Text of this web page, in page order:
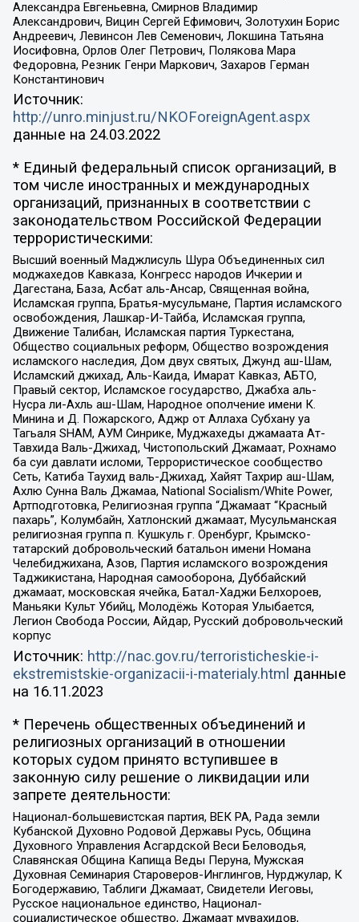
Александра Евгеньевна, Смирнов Владимир
Александрович, Вицин Сергей Ефимович, Золотухин Борис
Андреевич, Левинсон Лев Семенович, Локшина Татьяна
Иосифовна, Орлов Олег Петрович, Полякова Мара
Федоровна, Резник Генри Маркович, Захаров Герман
Константинович
Источник:
http://unro.minjust.ru/NKOForeignAgent.aspx
данные на 24.03.2022
* Единый федеральный список организаций, в
том числе иностранных и международных
организаций, признанных в соответствии с
законодательством Российской Федерации
террористическими:
Высший военный Маджлисуль Шура Объединенных сил
моджахедов Кавказа, Конгресс народов Ичкерии и
Дагестана, База, Асбат аль-Ансар, Священная война,
Исламская группа, Братья-мусульмане, Партия исламского
освобождения, Лашкар-И-Тайба, Исламская группа,
Движение Талибан, Исламская партия Туркестана,
Общество социальных реформ, Общество возрождения
исламского наследия, Дом двух святых, Джунд аш-Шам,
Исламский джихад, Аль-Каида, Имарат Кавказ, АБТО,
Правый сектор, Исламское государство, Джабха аль-
Нусра ли-Ахль аш-Шам, Народное ополчение имени К.
Минина и Д. Пожарского, Аджр от Аллаха Субхану уа
Тагьаля SHAM, АУМ Синрике, Муджахеды джамаата Ат-
Тавхида Валь-Джихад, Чистопольский Джамаат, Рохнамо
ба суи давлати исломи, Террористическое сообщество
Сеть, Катиба Таухид валь-Джихад, Хайят Тахрир аш-Шам,
Ахлю Сунна Валь Джамаа, National Socialism/White Power,
Артподготовка, Религиозная группа “Джамаат “Красный
пахарь”, Колумбайн, Хатлонский джамаат, Мусульманская
религиозная группа п. Кушкуль г. Оренбург, Крымско-
татарский добровольческий батальон имени Номана
Челебиджихана, Азов, Партия исламского возрождения
Таджикистана, Народная самооборона, Дуббайский
джамаат, московская ячейка, Батал-Хаджи Белхороев,
Маньяки Культ Убийц, Молодёжь Которая Улыбается,
Легион Свобода России, Айдар, Русский добровольческий
корпус
Источник: http://nac.gov.ru/terroristicheskie-i-
ekstremistskie-organizacii-i-materialy.html данные
на 16.11.2023
* Перечень общественных объединений и
религиозных организаций в отношении
которых судом принято вступившее в
законную силу решение о ликвидации или
запрете деятельности:
Национал-большевистская партия, ВЕК РА, Рада земли
Кубанской Духовно Родовой Державы Русь, Община
Духовного Управления Асгардской Веси Беловодья,
Славянская Община Капища Веды Перуна, Мужская
Духовная Семинария Староверов-Инглингов, Нурджулар, К
Богодержавию, Таблиги Джамаат, Свидетели Иеговы,
Русское национальное единство, Национал-
социалистическое общество, Джамаат мувахидов,